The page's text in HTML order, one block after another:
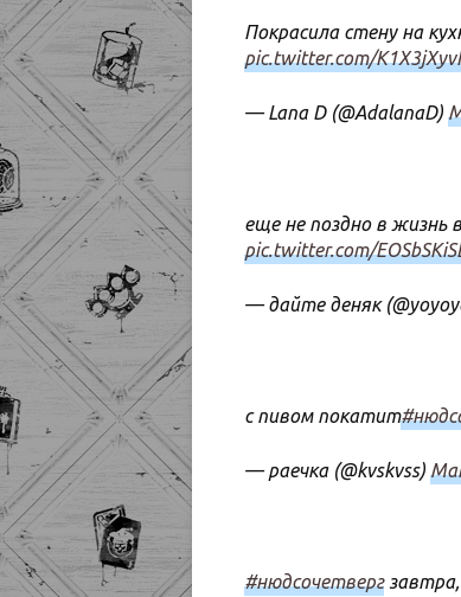
Покрасила стену на
pic.twitter.com/
— Lana D (@AdalanaD)
еще не поздно в жизнь
pic.twitter.com/
— дайте деняк
с пивом покатит
— раечка (@kvskvss)
#нюдсочетверг